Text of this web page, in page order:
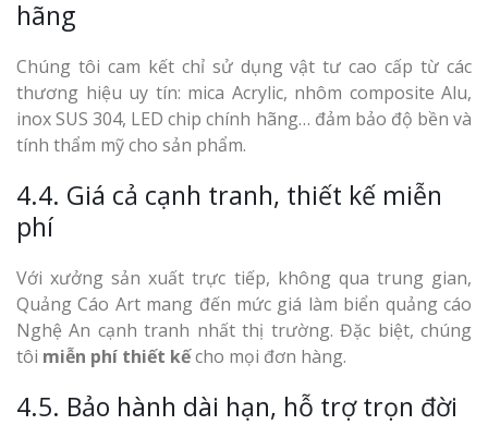
hãng
Chúng tôi cam kết chỉ sử dụng vật tư cao cấp từ các
thương hiệu uy tín: mica Acrylic, nhôm composite Alu,
inox SUS 304, LED chip chính hãng… đảm bảo độ bền và
tính thẩm mỹ cho sản phẩm.
4.4. Giá cả cạnh tranh, thiết kế miễn
phí
Với xưởng sản xuất trực tiếp, không qua trung gian,
Quảng Cáo Art mang đến mức giá làm biển quảng cáo
Nghệ An cạnh tranh nhất thị trường. Đặc biệt, chúng
tôi miễn phí thiết kếcho mọi đơn hàng.
4.5. Bảo hành dài hạn, hỗ trợ trọn đời